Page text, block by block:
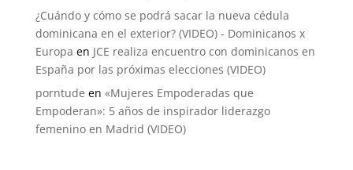
¿Cuándo y cómo se podrá sacar la nueva cédula
dominicana en el exterior? (VIDEO) - Dominicanos x
Europa en JCE realiza encuentro con dominicanos en
España por las próximas elecciones (VIDEO)
porntude en «Mujeres Empoderadas que
Empoderan»: 5 años de inspirador liderazgo
femenino en Madrid (VIDEO)